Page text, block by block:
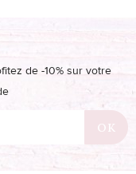
de -10% sur votre